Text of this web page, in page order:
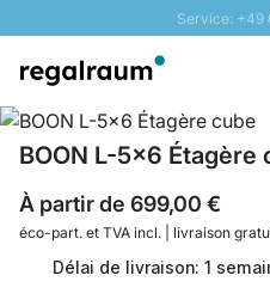
Service: +49
Livraison rapide -
PROMO SOLEIL:
BOON L-5x6 Étagère
À partir de 699,00 €
éco-part. et TVA incl. | livraison
Délai de livraison: 1